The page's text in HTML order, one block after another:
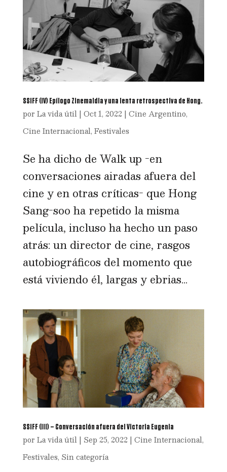
SSIFF (IV) Epílogo Zinemaldia y una lenta retrospectiva de Hong.
por La vida útil| Oct 1, 2022 | Cine Argentino,
Cine Internacional, Festivales
Se ha dicho de Walk up -en
conversaciones airadas afuera del
cine y en otras críticas- que Hong
Sang-soo ha repetido la misma
película, incluso ha hecho un paso
atrás: un director de cine, rasgos
autobiográficos del momento que
está viviendo él, largas y ebrias...
SSIFF (III) – Conversación afuera del Victoria Eugenia
por La vida útil| Sep 25, 2022 | Cine Internacional,
Festivales, Sin categoría